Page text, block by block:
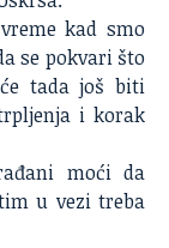
kad smo
se pokvari što
tada još biti
i korak
moći da
u vezi treba